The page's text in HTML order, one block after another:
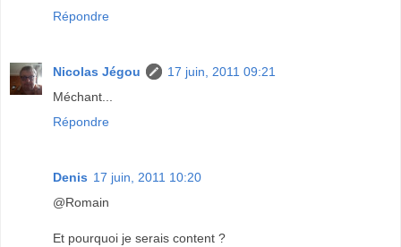
Répondre
Nicolas Jégou
17 juin, 2011 09:21
Méchant...
Répondre
Denis 17 juin, 2011 10:20
@Romain
Et pourquoi je serais content ?